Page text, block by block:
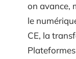
on avance,
le
CE, la